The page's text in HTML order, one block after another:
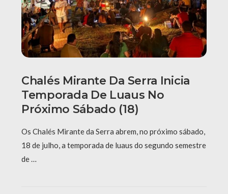
Chalés Mirante Da Serra Inicia
Temporada De Luaus No
Próximo Sábado (18)
Os Chalés Mirante da Serra abrem, no próximo sábado,
18 de julho, a temporada de luaus do segundo semestre
de …